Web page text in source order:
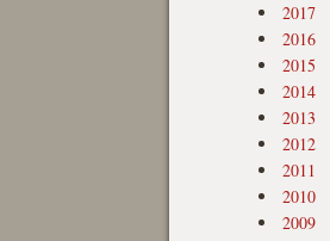
2017
2016
2015
2014
2013
2012
2011
2010
2009